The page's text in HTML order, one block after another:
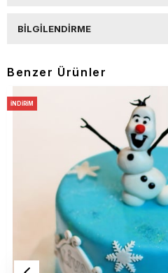
BILGILENDIRME
Benzer Ürünler
İNDIRIM